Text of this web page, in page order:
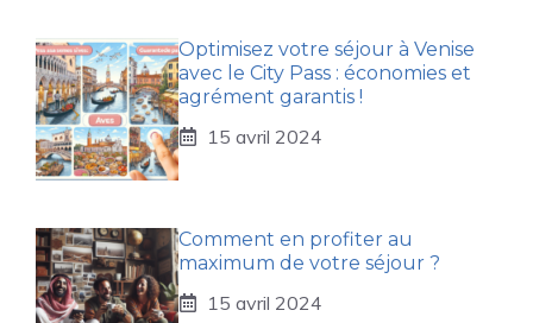
Optimisez votre séjour à Venise
avec le City Pass : économies et
agrément garantis !
15 avril 2024
Comment en profiter au
maximum de votre séjour ?
15 avril 2024